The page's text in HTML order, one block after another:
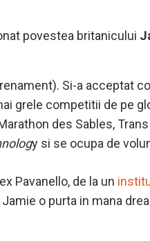
povestea britanicului
Si-a acceptat
grele competitii de pe
des Sables,
y si se ocupa de
Pavanello, de la un
o purta in mana